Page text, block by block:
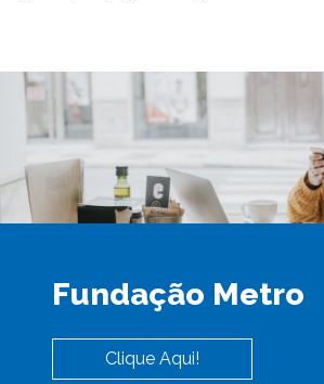
Fundação Metro
Clique Aqui!